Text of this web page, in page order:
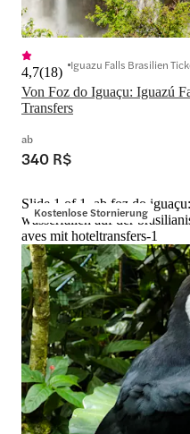
Von Foz do Iguaçu: Iguazú
Transfers
4,7(18) Iguazu Falls Brasilien
ab
340 R$
Kostenlose Stornierung
Slide 1 of 1, ab foz do
wasserfällen auf der
aves mit hoteltransfers-1